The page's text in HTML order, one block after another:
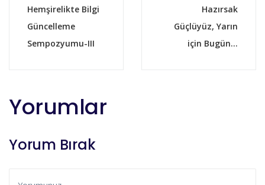
Hemşirelikte Bilgi
Güncelleme
Sempozyumu-III
Hazırsak
Güçlüyüz, Yarın
için Bugün...
Yorumlar
Yorum Bırak